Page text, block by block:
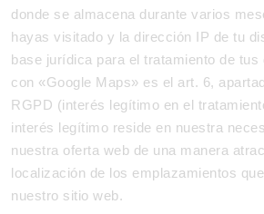
donde se almacena durante varios
hayas visitado y la dirección IP de tu
base jurídica para el tratamiento de tus
con «Google Maps» es el art. 6,
RGPD (interés legítimo en el
interés legítimo reside en nuestra
nuestra oferta web de una manera
localización de los emplazamientos
nuestro sitio web.